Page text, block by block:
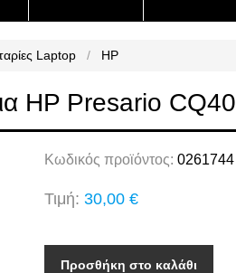
Laptop / HP
HP Presario CQ40
Κωδικός προϊόντος:0261744
Τιμή:30,00 €
Προσθήκη στο καλάθι